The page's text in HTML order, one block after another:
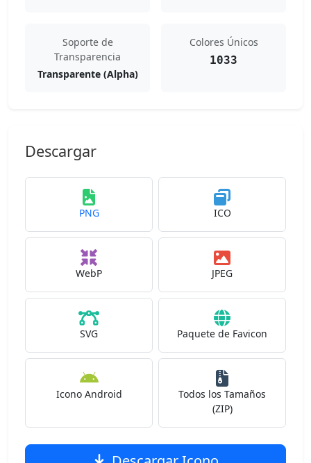
Soporte de
Transparencia
Transparente (Alpha)
Colores Únicos
1033
Descargar
PNG ICO
WebP JPEG
SVG Paquete de Favicon
Icono Android
Todos los Tamaños
(ZIP)